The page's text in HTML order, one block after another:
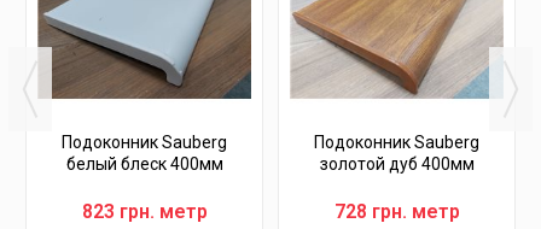
Подоконник Sauberg
белый блеск 400мм
823 грн. метр
Подоконник Sauberg
золотой дуб 400мм
728 грн. метр